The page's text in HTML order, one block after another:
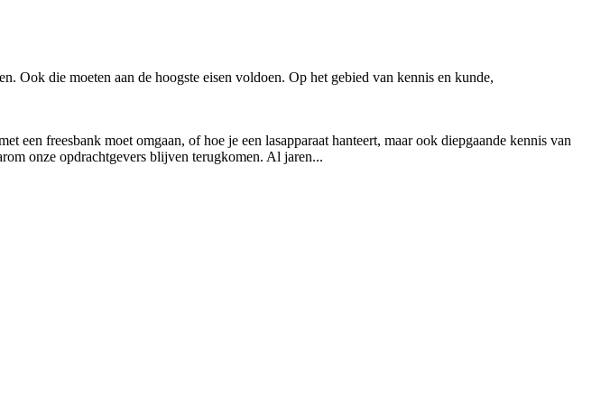
Ook die moeten aan de hoogste eisen voldoen. Op het gebied van kennis en kunde,
een freesbank moet omgaan, of hoe je een lasapparaat hanteert, maar ook diepgaande kennis van
onze opdrachtgevers blijven terugkomen. Al jaren...